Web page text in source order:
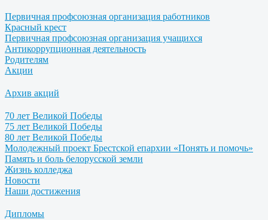
Первичная профсоюзная организация работников
Красный крест
Первичная профсоюзная организация учащихся
Антикоррупционная деятельность
Родителям
Акции
Архив акций
70 лет Великой Победы
75 лет Великой Победы
80 лет Великой Победы
Молодежный проект Брестской епархии «Понять и помочь»
Память и боль белорусской земли
Жизнь колледжа
Новости
Наши достижения
Дипломы